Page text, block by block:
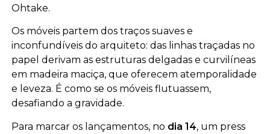
Ohtake.
Os móveis partem dos traços suaves e
inconfundíveis do arquiteto: das linhas traçadas no
papel derivam as estruturas delgadas e curvilíneas
em madeira maciça, que oferecem atemporalidade
e leveza. É como se os móveis flutuassem,
desafiando a gravidade.
Para marcar os lançamentos, no dia 14, um press